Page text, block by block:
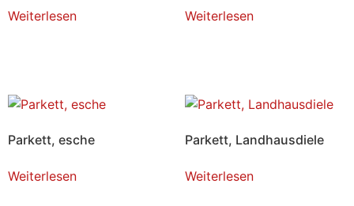
Weiterlesen Weiterlesen
Parkett, esche
Weiterlesen
Parkett, Landhausdiele
Weiterlesen